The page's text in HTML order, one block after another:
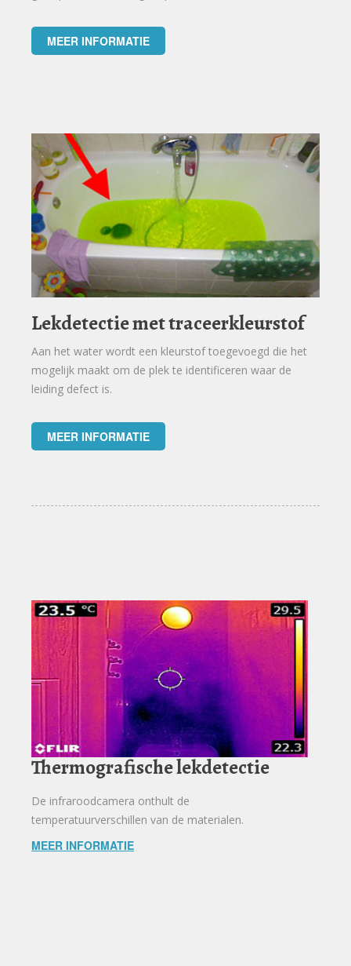
MEER INFORMATIE
Lekdetectie met traceerkleurstof
Aan het water wordt een kleurstof toegevoegd die het
mogelijk maakt om de plek te identificeren waar de
leiding defect is.
MEER INFORMATIE
Thermografische lekdetectie
De infraroodcamera onthult de
temperatuurverschillen van de materialen.
MEER INFORMATIE